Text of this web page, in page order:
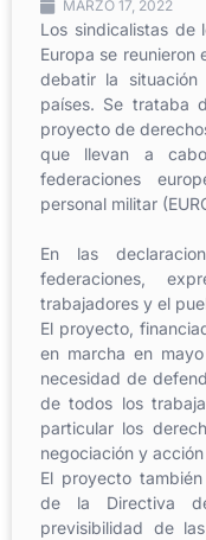
MARZO 17, 2022
Los sindicalistas de
Europa se
debatir la
países. Se trataba
proyecto de
que llevan a
federaciones
personal militar
En las
federaciones,
trabajadores y el
El proyecto,
en marcha en
necesidad de
de todos los
particular los
negociación y
El proyecto
de la Directiva
previsibilidad de